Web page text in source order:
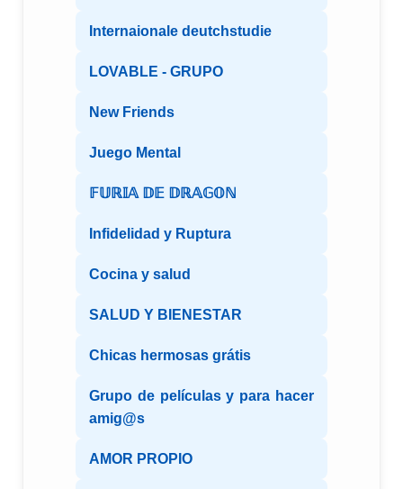
Internaionale deutchstudie
LOVABLE - GRUPO
New Friends
Juego Mental
𝔽𝕌ℝ𝕀𝔸 𝔻𝔼 𝔻ℝ𝔸𝔾𝕆ℕ
Infidelidad y Ruptura
Cocina y salud
SALUD Y BIENESTAR
Chicas hermosas grátis
Grupo de películas y para hacer
amig@s
AMOR PROPIO